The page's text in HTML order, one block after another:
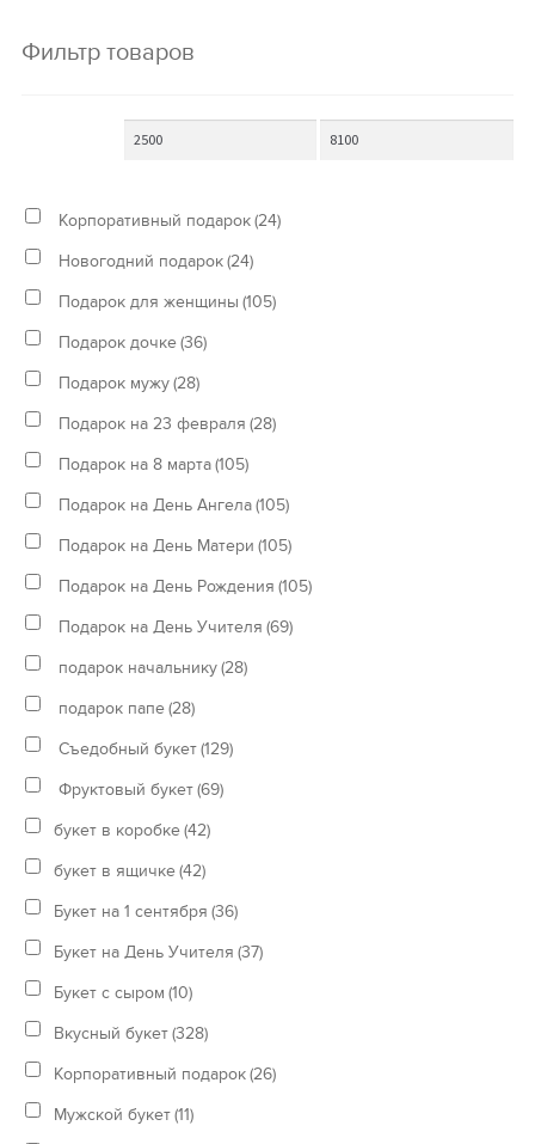
Фильтр товаров
Корпоративный подарок(24)
Новогодний подарок(24)
Подарок для женщины (105)
Подарок дочке(36)
Подарок мужу(28)
Подарок на 23 февраля (28)
Подарок на 8 марта(105)
Подарок на День Ангела(105)
Подарок на День Матери (105)
Подарок на День Рождения (105)
Подарок на День Учителя (69)
подарок начальнику(28)
подарок папе(28)
Съедобный букет(129)
Фруктовый букет(69)
букет в коробке(42)
букет в ящичке(42)
Букет на 1 сентября (36)
Букет на День Учителя (37)
Букет с сыром (10)
Вкусный букет(328)
Корпоративный подарок(26)
Мужской букет(11)